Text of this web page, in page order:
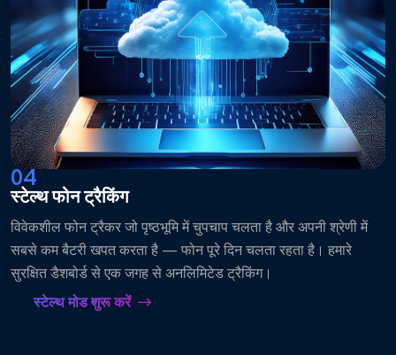
04
स्टेल्थ फोन ट्रैकिंग
विवेकशील फोन ट्रैकर जो पृष्ठभूमि में चुपचाप चलता है और अपनी श्रेणी में
सबसे कम बैटरी खपत करता है — फोन पूरे दिन चलता रहता है। हमारे
सुरक्षित डैशबोर्ड से एक जगह से अनलिमिटेड ट्रैकिंग।
स्टेल्थ मोड शुरू करें